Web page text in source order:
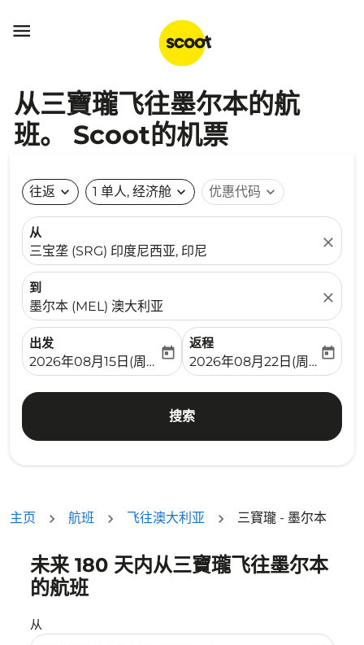

从三寶瓏飞往墨尔本的航
班。 Scoot的机票
往返 expand_more 1 单人, 经济舱 expand_more 优惠代码 expand_more
从
三宝垄 (SRG) 印度尼西亚, 印尼
close
到
墨尔本 (MEL) 澳大利亚
close
出发
fc-booking-departure-date-aria-label
2026年08月15日(周六)
today
返程
fc-booking-return-date-
2026年08月22日(周六)
today
搜索
主页 航班 飞往澳大利亚 三寶瓏 - 墨尔本
未来 180 天内从三寶瓏飞往墨尔本
的航班
从
没有符合您的筛选条件的机票。请调整您的筛选条件。